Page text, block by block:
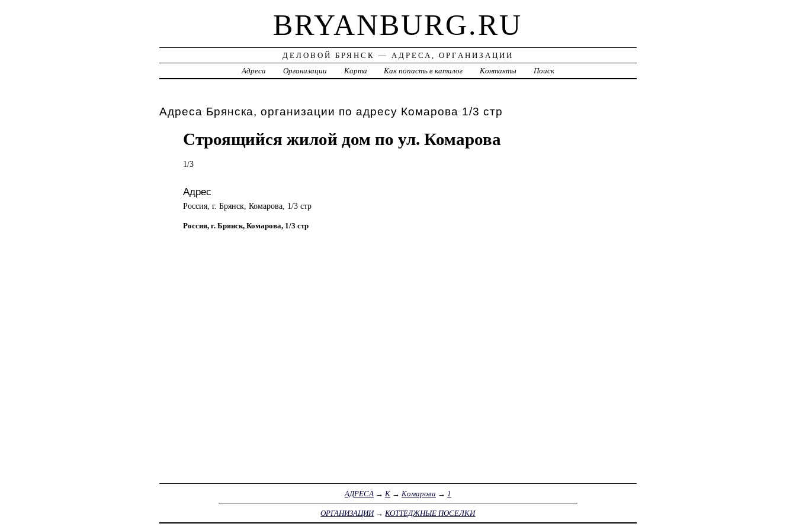
BRYANBURG.RU
ДЕЛОВОЙ БРЯНСК — АДРЕСА, ОРГАНИЗАЦИИ
Адреса
Организации Карта Как попасть в каталог Контакты Поиск
Адреса Брянска, организации по адресу Комарова 1/3 стр
Строящийся жилой дом по ул. Комарова
1/3
Адрес
Россия, г. Брянск, Комарова, 1/3 стр
Россия, г. Брянск, Комарова, 1/3 стр
АДРЕСА → К→ Комарова → 1
ОРГАНИЗАЦИИ→ КОТТЕДЖНЫЕ ПОСЕЛКИ